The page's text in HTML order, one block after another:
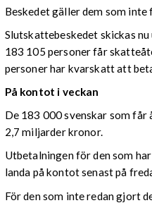
Beskedet gäller dem som
Slutskattebeskedet skickas
183 105 personer får
personer har kvarskatt att
På kontot i veckan
De 183 000 svenskar som
2,7 miljarder kronor.
Utbetalningen för den som
landa på kontot senast på
För den som inte redan gjort